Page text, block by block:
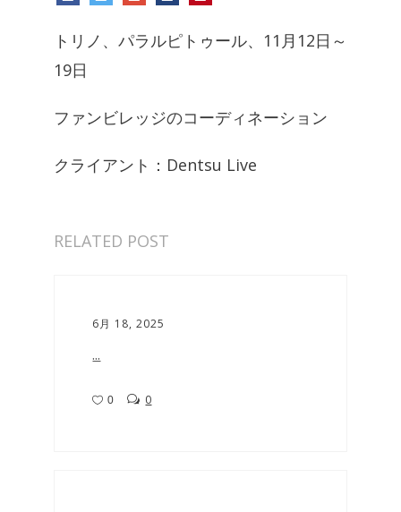
トリノ、パラルピトゥール、11月12日～
19日
ファンビレッジのコーディネーション
クライアント：Dentsu Live
RELATED POST
6月 18, 2025
...
0 0